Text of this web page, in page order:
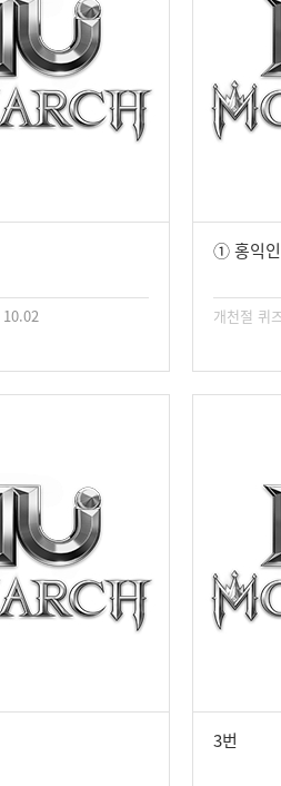
10.02
① 홍익
개천절 퀴
3번